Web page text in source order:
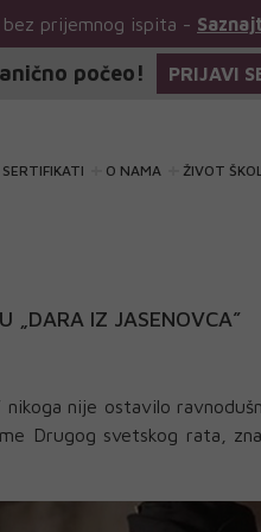
ispita -Saznajte više!
počeo! PRIJAVI
O NAMA ŽIVOT
„DARA IZ JASENOVCA”
nije ostavilo
Drugog svetskog rata,